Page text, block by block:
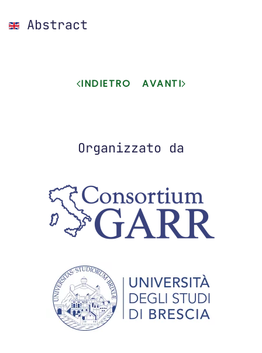
Abstract
INDIETRO AVANTI
Organizzato da